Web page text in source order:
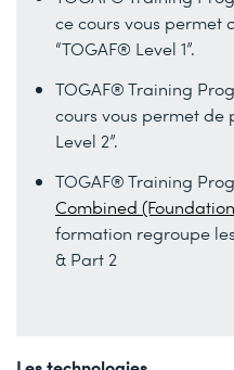
ce cours vous permet
“TOGAF® Level 1”.
TOGAF® Training
cours vous permet de
Level 2”.
TOGAF® Training
Combined
formation regroupe
& Part 2